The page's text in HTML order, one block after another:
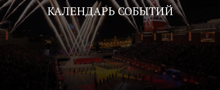
КАЛЕНДАРЬ СОБЫТИЙ